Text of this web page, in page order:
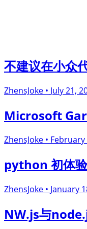
不建议在小众
ZhensJoke • July 21,
Microsoft
ZhensJoke • February
python 初体验
ZhensJoke • January
NW.js与